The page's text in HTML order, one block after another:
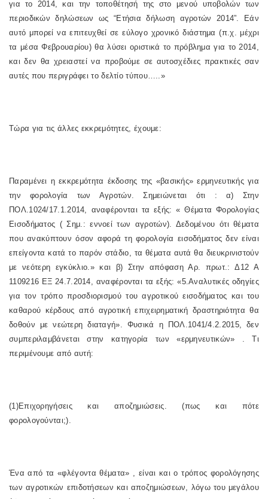
για το 2014, και την τοποθέτησή της στο μενού υποβολών των
περιοδικών δηλώσεων ως “Ετήσια δήλωση αγροτών 2014”. Εάν
αυτό μπορεί να επιτευχθεί σε εύλογο χρονικό διάστημα (π.χ. μέχρι
τα μέσα Φεβρουαρίου) θα λύσει οριστικά το πρόβλημα για το 2014,
και δεν θα χρειαστεί να προβούμε σε αυτοσχέδιες πρακτικές σαν
αυτές που περιγράφει το δελτίο τύπου…..»
Τώρα για τις άλλες εκκρεμότητες, έχουμε:
Παραμένει η εκκρεμότητα έκδοσης της «βασικής» ερμηνευτικής για
την φορολογία των Αγροτών. Σημειώνεται ότι : α) Στην
ΠΟΛ.1024/17.1.2014, αναφέρονται τα εξής: « Θέματα Φορολογίας
Εισοδήματος ( Σημ.: εννοεί των αγροτών). Δεδομένου ότι θέματα
που ανακύπτουν όσον αφορά τη φορολογία εισοδήματος δεν είναι
επείγοντα κατά το παρόν στάδιο, τα θέματα αυτά θα διευκρινιστούν
με νεότερη εγκύκλιο.» και β) Στην απόφαση Αρ. πρωτ.: Δ12 Α
1109216 ΕΞ 24.7.2014, αναφέρονται τα εξής: «5.Αναλυτικές οδηγίες
για τον τρόπο προσδιορισμού του αγροτικού εισοδήματος και του
καθαρού κέρδους από αγροτική επιχειρηματική δραστηριότητα θα
δοθούν με νεώτερη διαταγή». Φυσικά η ΠΟΛ.1041/4.2.2015, δεν
συμπεριλαμβάνεται στην κατηγορία των «ερμηνευτικών» . Τι
περιμένουμε από αυτή:
(1)Επιχορηγήσεις και αποζημιώσεις. (πως και πότε
φορολογούνται;).
Ένα από τα «φλέγοντα θέματα» , είναι και ο τρόπος φορολόγησης
των αγροτικών επιδοτήσεων και αποζημιώσεων, λόγω του μεγάλου